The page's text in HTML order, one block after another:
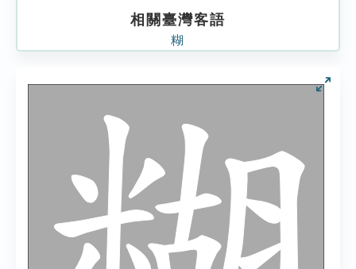
相關臺灣客語
糊